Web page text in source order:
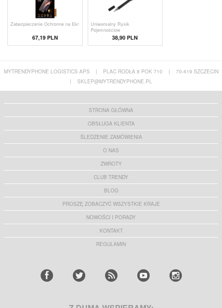
Zabezpieczenie Ochronne na Ekr
67,19 PLN
Uniwersalny Rysik
Pojemnościow
38,90 PLN
MYTRENDYPHONE LOGISTICS APS | PLAC RODŁA 8 POK 710 |
70-419 SZCZECIN
|
SKLEP@MYTRENDYPHONE.PL
STRONA GŁÓWNA
OBSŁUGA KLIENTA
ŚLEDZENIE ZAMÓWIENIA
O NAS
ZWROTY
CLUB TRENDY
BLOG
PROSZĘ ZOBACZYĆ WSZYSTKIE KRAJE
NOWOŚCI I PORADY
KONTAKT
REGULAMIN